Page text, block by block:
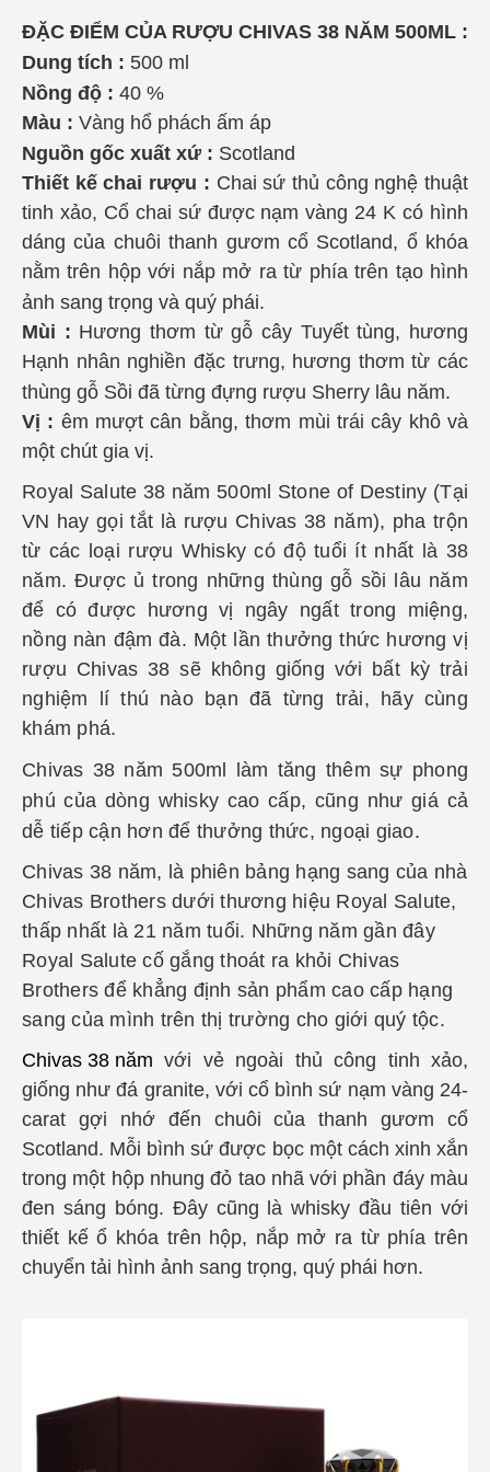
ĐẶC ĐIỂM CỦA RƯỢU CHIVAS 38 NĂM 500ML :
Dung tích : 500 ml
Nồng độ : 40 %
Màu : Vàng hổ phách ấm áp
Nguồn gốc xuất xứ : Scotland
Thiết kế chai rượu : Chai sứ thủ công nghệ thuật
tinh xảo, Cổ chai sứ được nạm vàng 24 K có hình
dáng của chuôi thanh gươm cổ Scotland, ổ khóa
nằm trên hộp với nắp mở ra từ phía trên tạo hình
ảnh sang trọng và quý phái.
Mùi : Hương thơm từ gỗ cây Tuyết tùng, hương
Hạnh nhân nghiền đặc trưng, hương thơm từ các
thùng gỗ Sồi đã từng đựng rượu Sherry lâu năm.
Vị : êm mượt cân bằng, thơm mùi trái cây khô và
một chút gia vị.
Royal Salute 38 năm 500ml Stone of Destiny (Tại
VN hay gọi tắt là rượu Chivas 38 năm), pha trộn
từ các loại rượu Whisky có độ tuổi ít nhất là 38
năm. Được ủ trong những thùng gỗ sồi lâu năm
để có được hương vị ngây ngất trong miệng,
nồng nàn đậm đà. Một lần thưởng thức hương vị
rượu Chivas 38 sẽ không giống với bất kỳ trải
nghiệm lí thú nào bạn đã từng trải, hãy cùng
khám phá.
Chivas 38 năm 500ml làm tăng thêm sự phong
phú của dòng whisky cao cấp, cũng như giá cả
dễ tiếp cận hơn để thưởng thức, ngoại giao.
Chivas 38 năm, là phiên bảng hạng sang của nhà
Chivas Brothers dưới thương hiệu Royal Salute,
thấp nhất là 21 năm tuổi. Những năm gần đây
Royal Salute cố gắng thoát ra khỏi Chivas
Brothers để khẳng định sản phẩm cao cấp hạng
sang của mình trên thị trường cho giới quý tộc.
Chivas 38 năm với vẻ ngoài thủ công tinh xảo,
giống như đá granite, với cổ bình sứ nạm vàng 24-
carat gợi nhớ đến chuôi của thanh gươm cổ
Scotland. Mỗi bình sứ được bọc một cách xinh xắn
trong một hộp nhung đỏ tao nhã với phần đáy màu
đen sáng bóng. Đây cũng là whisky đầu tiên với
thiết kế ổ khóa trên hộp, nắp mở ra từ phía trên
chuyển tải hình ảnh sang trọng, quý phái hơn.